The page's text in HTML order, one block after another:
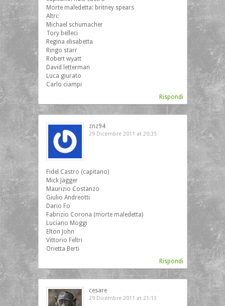
Morte maledetta: britney spears
Altri:
Michael schumacher
Tory belleci
Regina elisabetta
Ringo starr
Robert wyatt
David letterman
Luca giurato
Carlo ciampi
Rispondi
znz94
29 Dicembre 2011 at 20:35
Fidel Castro (capitano)
Mick Jagger
Maurizio Costanzo
Giulio Andreotti
Dario Fo
Fabrizio Corona (morte maledetta)
Luciano Moggi
Elton John
Vittorio Feltri
Orietta Berti
Rispondi
cesare
29 Dicembre 2011 at 21:13